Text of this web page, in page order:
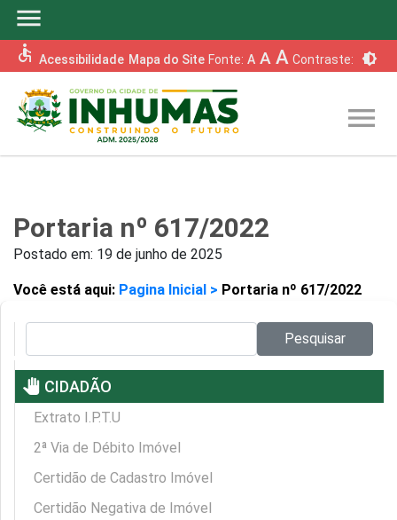
menu
accessible Acessibilidade Mapa do Site Fonte: A A A Contraste: brightness_6
menu
Portaria nº 617/2022
Postado em: 19 de junho de 2025
Você está aqui: Pagina Inicial > Portaria nº 617/2022
Pesquisar
pan_tool CIDADÃO
Extrato I.P.T.U
2ª Via de Débito Imóvel
Certidão de Cadastro Imóvel
Certidão Negativa de Imóvel